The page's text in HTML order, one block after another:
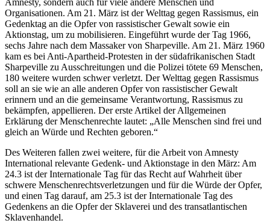
Organisationen. Am 21. März ist der Welttag gegen Rassismus, ein
Gedenktag an die Opfer von rassistischer Gewalt sowie ein
Aktionstag, um zu mobilisieren. Eingeführt wurde der Tag 1966,
sechs Jahre nach dem Massaker von Sharpeville. Am 21. März 1960
kam es bei Anti-Apartheid-Protesten in der südafrikanischen Stadt
Sharpeville zu Ausschreitungen und die Polizei tötete 69 Menschen,
180 weitere wurden schwer verletzt. Der Welttag gegen Rassismus
soll an sie wie an alle anderen Opfer von rassistischer Gewalt
erinnern und an die gemeinsame Verantwortung, Rassismus zu
bekämpfen, appellieren. Der erste Artikel der Allgemeinen
Erklärung der Menschenrechte lautet: „Alle Menschen sind frei und
gleich an Würde und Rechten geboren.“
Des Weiteren fallen zwei weitere, für die Arbeit von Amnesty
International relevante Gedenk- und Aktionstage in den März: Am
24.3 ist der Internationale Tag für das Recht auf Wahrheit über
schwere Menschenrechtsverletzungen und für die Würde der Opfer,
und einen Tag darauf, am 25.3 ist der Internationale Tag des
Gedenkens an die Opfer der Sklaverei und des transatlantischen
Sklavenhandel.